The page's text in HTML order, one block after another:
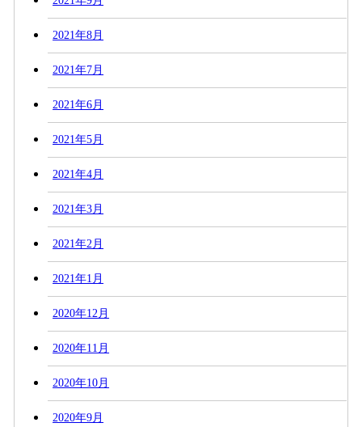
2021年8月
2021年7月
2021年6月
2021年5月
2021年4月
2021年3月
2021年2月
2021年1月
2020年12月
2020年11月
2020年10月
2020年9月